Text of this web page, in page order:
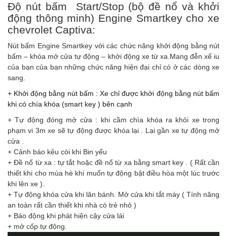
Độ nút bấm Start/Stop (bộ đề nổ và khởi
động thông minh) Engine Smartkey cho xe
chevrolet Captiva:
Nút bấm Engine Smartkey với các chức năng khởi động bằng nút
bấm – khóa mở cửa tự động – khởi động xe từ xa.Mang đễn xế iu
của bạn của bạn những chức năng hiện đại chỉ có ở các dòng xe
sang.
+ Khởi động bằng nút bấm : Xe chỉ được khởi động bằng nút bấm
khi có chía khóa (smart key ) bên cạnh
+ Tự động đóng mở cửa : khi cầm chìa khóa ra khỏi xe trong
phạm vi 3m xe sẽ tự động được khóa lại . Lại gần xe tự động mở
cửa .
+ Cảnh báo kêu còi khi Bin yếu
+ Đề nổ từ xa : tự tắt hoặc đề nổ từ xa bằng smart key . ( Rất cần
thiết khi cho mùa hè khi muốn tự động bật điều hòa một lúc trước
khi lên xe ).
+ Tự động khóa cửa khi lăn bánh. Mở cửa khi tắt máy ( Tính năng
an toàn rất cần thiết khi nhà có trẻ nhỏ )
+ Báo động khi phát hiện cậy cửa lái
+ mở cốp tự động.